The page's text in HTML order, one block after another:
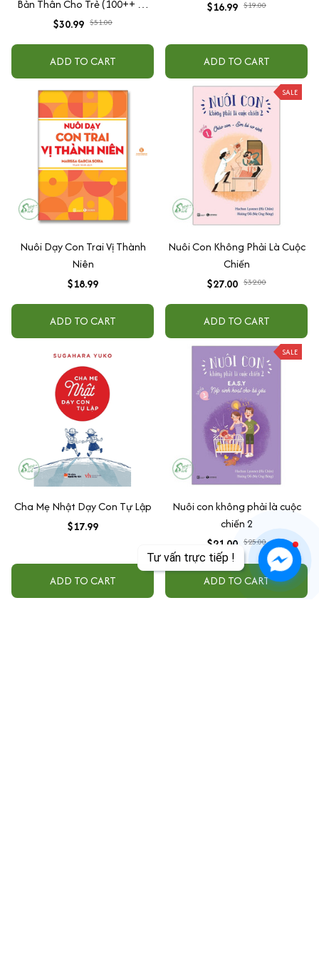
Bản Thân Cho Trẻ (100++ Kỹ
Năng Tự Bảo Vệ Bản Thân Cho
Ứng phó với Thiên tai)
$30.99 $51.00
ADD TO CART
$16.99 $19.00
ADD TO CART
Nuôi Dạy Con Trai Vị Thành
Niên
$18.99
ADD TO CART
SALE
Nuôi Con Không Phải Là Cuộc
Chiến
$27.00 $32.00
ADD TO CART
Cha Mẹ Nhật Dạy Con Tự Lập
$17.99
ADD TO CART
SALE
Nuôi con không phải là cuộc
chiến 2
$21.00 $25.00
ADD TO CART